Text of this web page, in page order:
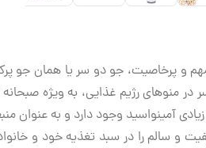
و پرخاصیت، جو دو سر یا همان
منوهای رژیم غذایی، به ویژه
آمینواسید وجود دارد و به
و سالم را در سبد تغذیه خود و